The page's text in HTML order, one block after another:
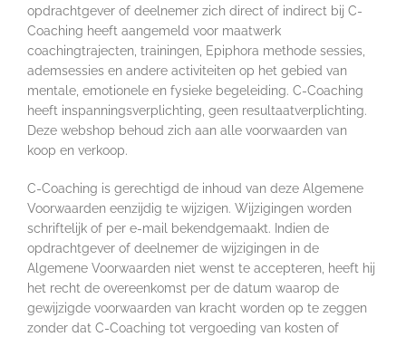
opdrachtgever of deelnemer zich direct of indirect bij C-
Coaching heeft aangemeld voor maatwerk
coachingtrajecten, trainingen, Epiphora methode sessies,
ademsessies en andere activiteiten op het gebied van
mentale, emotionele en fysieke begeleiding. C-Coaching
heeft inspanningsverplichting, geen resultaatverplichting.
Deze webshop behoud zich aan alle voorwaarden van
koop en verkoop.
C-Coaching is gerechtigd de inhoud van deze Algemene
Voorwaarden eenzijdig te wijzigen. Wijzigingen worden
schriftelijk of per e-mail bekendgemaakt. Indien de
opdrachtgever of deelnemer de wijzigingen in de
Algemene Voorwaarden niet wenst te accepteren, heeft hij
het recht de overeenkomst per de datum waarop de
gewijzigde voorwaarden van kracht worden op te zeggen
zonder dat C-Coaching tot vergoeding van kosten of